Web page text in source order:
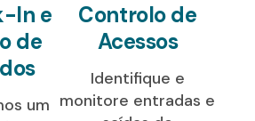
In e
de
um
Controlo de
Acessos
Identifique e
monitore entradas e